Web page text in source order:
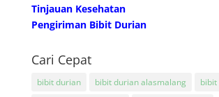
Tinjauan Kesehatan
Pengiriman Bibit Durian
Cari Cepat
bibit durian bibit durian alasmalang